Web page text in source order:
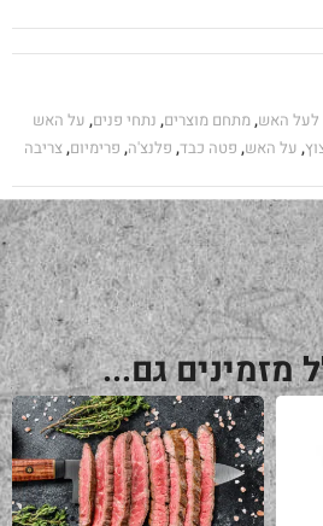
לעל האש,מתחם מוצרים, נתחי פנים, על האש
, על האש, פטה כבד, פלנצ'ה, פרימיום,צריבה
מזמינים גם...